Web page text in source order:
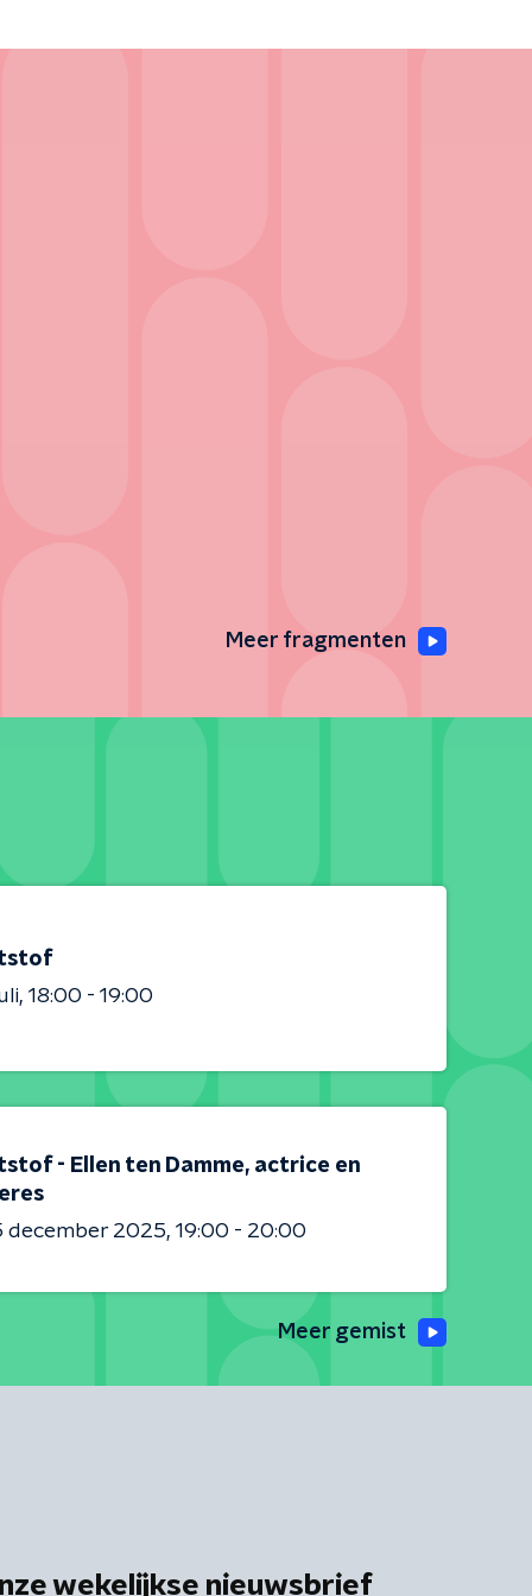
Meer fragmenten
18:00 - 19:00
- Ellen ten Damme, actrice en
december 2025 19:00 - 20:00
Meer gemist
wekelijkse nieuwsbrief